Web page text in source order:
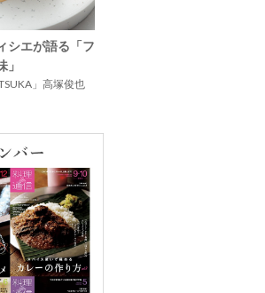
シエが語る「フ
」高塚俊也